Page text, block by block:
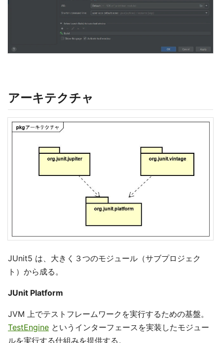
アーキテクチャ
JUnit5 は、大きく３つのモジュール（サブプロジェク
ト）から成る。
JUnit Platform
JVM 上でテストフレームワークを実行するための基盤。
TestEngine というインターフェースを実装したモジュー
ルを実行する仕組みを提供する。